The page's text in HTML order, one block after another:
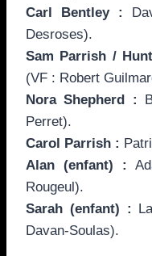
Carl Bentley :
Desroses).
Sam Parrish /
(VF : Robert
Nora Shepherd :
Perret).
Carol Parrish :
Alan (enfant) :
Rougeul).
Sarah (enfant) :
Davan-Soulas).